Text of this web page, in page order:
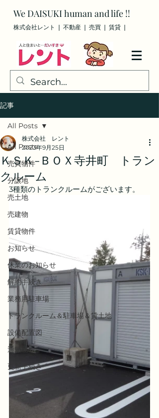
We DAISUKIhuman and life !!
株式会社レント ❘ 不動産 ❘ 売買 ❘ 賃貸 ❘
記事
All Posts
売買物件
分譲地
売土地
売建物
賃貸物件
お知らせ
休業のお知らせ
解約手続き
業務用駐車場
トランクルーム＆駐車場＆貸土地
設備配置図
通知届
更新手続き
All Posts
ＫＳＫ-ＢＯＸ寺井町 トラン
クルーム
株式会社 レント
2023年9月25日
3種類のトランクルームがございます。